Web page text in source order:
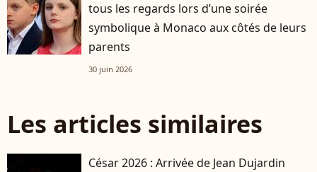
tous les regards lors d’une soirée
symbolique à Monaco aux côtés de leurs
parents
30 juin 2026
Les articles similaires
César 2026 : Arrivée de Jean Dujardin